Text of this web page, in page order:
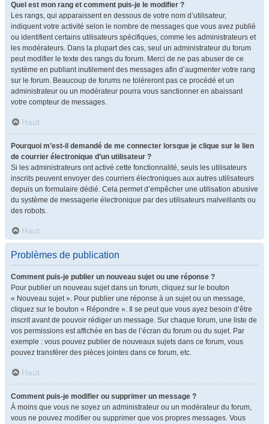
Quel est mon rang et comment puis-je le modifier ?
Les rangs, qui apparaissent en dessous de votre nom d’utilisateur,
indiquent votre activité selon le nombre de messages que vous avez publié
ou identifient certains utilisateurs spécifiques, comme les administrateurs et
les modérateurs. Dans la plupart des cas, seul un administrateur du forum
peut modifier le texte des rangs du forum. Merci de ne pas abuser de ce
système en publiant inutilement des messages afin d’augmenter votre rang
sur le forum. Beaucoup de forums ne toléreront pas ce procédé et un
administrateur ou un modérateur pourra vous sanctionner en abaissant
votre compteur de messages.
Haut
Pourquoi m’est-il demandé de me connecter lorsque je clique sur le lien
de courrier électronique d’un utilisateur ?
Si les administrateurs ont activé cette fonctionnalité, seuls les utilisateurs
inscrits peuvent envoyer des courriers électroniques aux autres utilisateurs
depuis un formulaire dédié. Cela permet d’empêcher une utilisation abusive
du système de messagerie électronique par des utilisateurs malveillants ou
des robots.
Haut
Problèmes de publication
Comment puis-je publier un nouveau sujet ou une réponse ?
Pour publier un nouveau sujet dans un forum, cliquez sur le bouton
« Nouveau sujet ». Pour publier une réponse à un sujet ou un message,
cliquez sur le bouton « Répondre ». Il se peut que vous ayez besoin d’être
inscrit avant de pouvoir rédiger un message. Sur chaque forum, une liste de
vos permissions est affichée en bas de l’écran du forum ou du sujet. Par
exemple : vous pouvez publier de nouveaux sujets dans ce forum, vous
pouvez transférer des pièces jointes dans ce forum, etc.
Haut
Comment puis-je modifier ou supprimer un message ?
À moins que vous ne soyez un administrateur ou un modérateur du forum,
vous ne pouvez modifier ou supprimer que vos propres messages. Vous